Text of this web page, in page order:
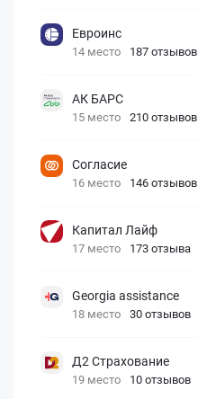
Евроинс
14 место 187 отзывов
АК БАРС
15 место 210 отзывов
Согласие
16 место 146 отзывов
Капитал Лайф
17 место 173 отзыва
Georgia assistance
18 место 30 отзывов
Д2 Страхование
19 место 10 отзывов